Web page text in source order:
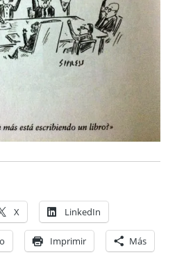
X LinkedIn
Imprimir Más